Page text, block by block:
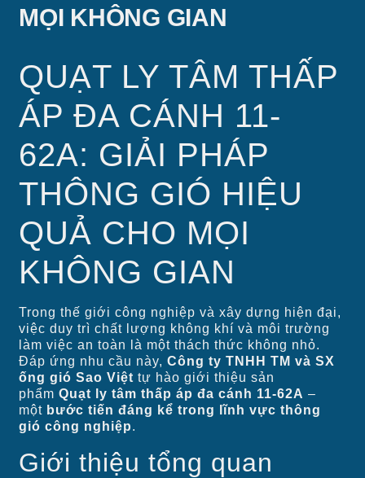
MỌI KHÔNG GIAN
QUẠT LY TÂM THẤP
ÁP ĐA CÁNH 11-
62A: GIẢI PHÁP
THÔNG GIÓ HIỆU
QUẢ CHO MỌI
KHÔNG GIAN
Trong thế giới công nghiệp và xây dựng hiện đại,
việc duy trì chất lượng không khí và môi trường
làm việc an toàn là một thách thức không nhỏ.
Đáp ứng nhu cầu này,Công ty TNHH TM và SX
ống gió Sao Việt tự hào giới thiệu sản
phẩmQuạt ly tâm thấp áp đa cánh 11-62A –
một bước tiến đáng kể trong lĩnh vực thông
gió công nghiệp.
Giới thiệu tổng quan